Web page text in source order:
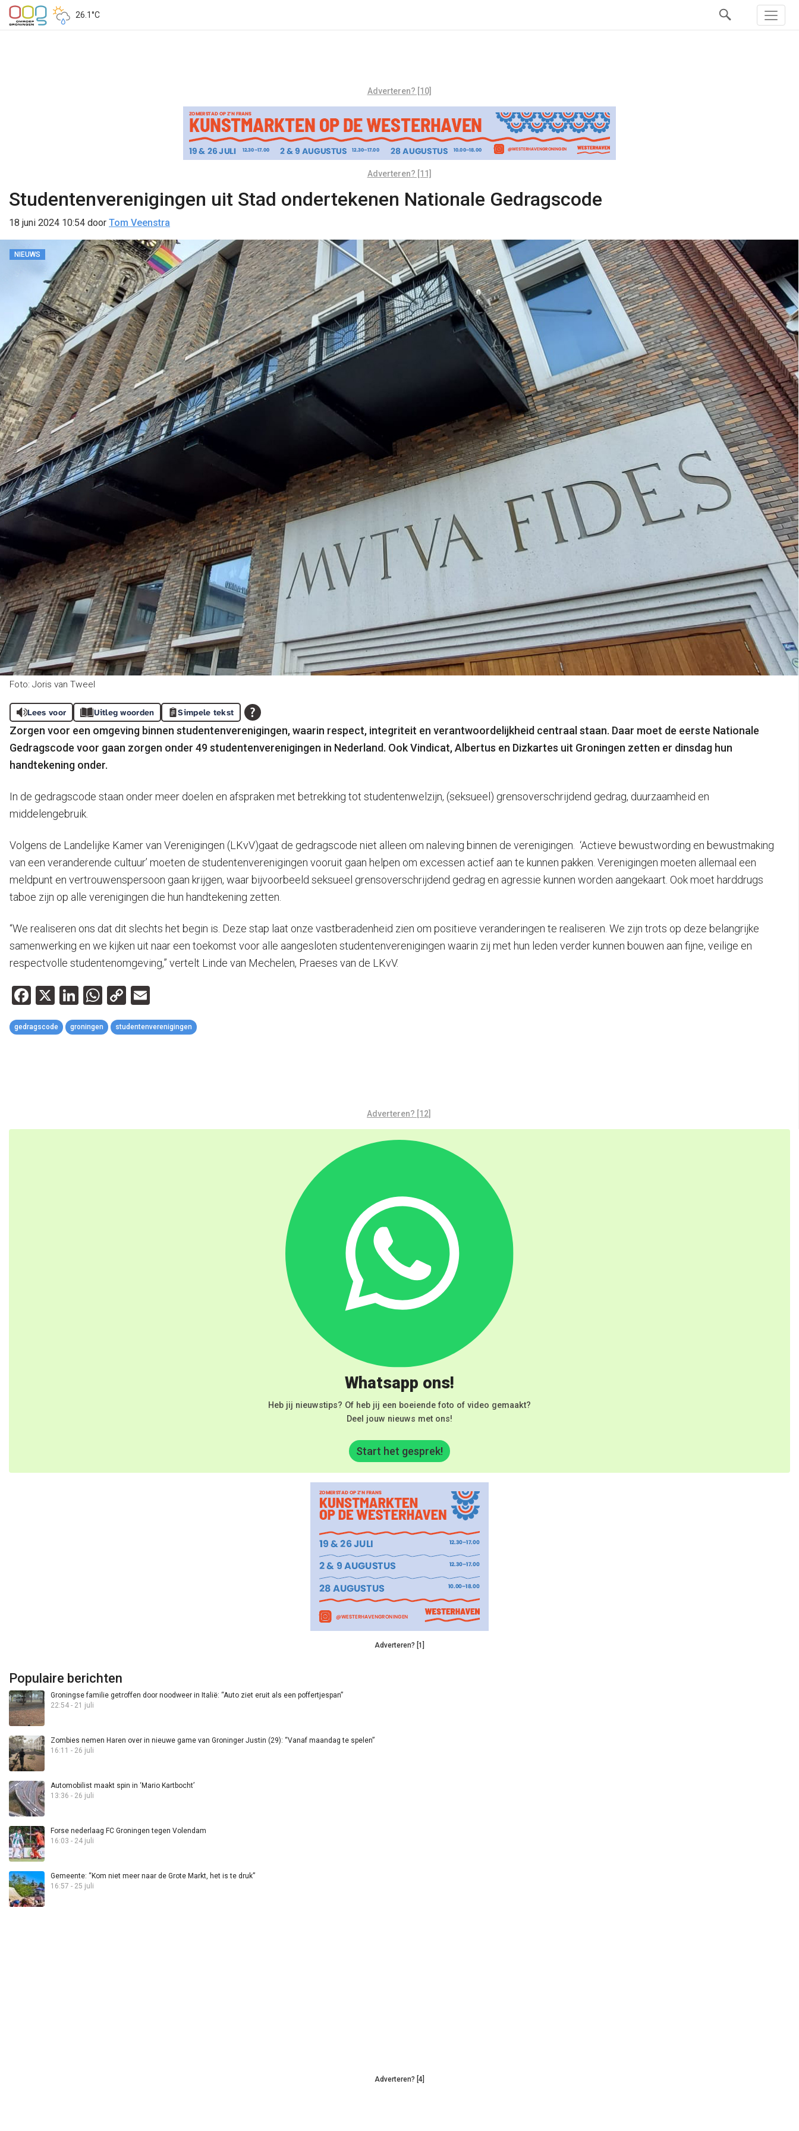
26.1°C
Adverteren? [10]
Adverteren? [11]
Studentenverenigingen uit Stad ondertekenen Nationale Gedragscode
18 juni 2024 10:54 door Tom Veenstra
NIEUWS
Foto: Joris van Tweel
Lees voor Uitleg woorden Simpele tekst
Zorgen voor een omgeving binnen studentenverenigingen, waarin respect, integriteit en verantwoordelijkheid centraal staan. Daar moet de eerste Nationale
Gedragscode voor gaan zorgen onder 49 studentenverenigingen in Nederland. Ook Vindicat, Albertus en Dizkartes uit Groningen zetten er dinsdag hun
handtekening onder.
In de gedragscode staan onder meer doelen en afspraken met betrekking tot studentenwelzijn, (seksueel) grensoverschrijdend gedrag, duurzaamheid en
middelengebruik.
Volgens de Landelijke Kamer van Verenigingen (LKvV)gaat de gedragscode niet alleen om naleving binnen de verenigingen. ‘Actieve bewustwording en bewustmaking
van een veranderende cultuur’ moeten de studentenverenigingen vooruit gaan helpen om excessen actief aan te kunnen pakken. Verenigingen moeten allemaal een
meldpunt en vertrouwenspersoon gaan krijgen, waar bijvoorbeeld seksueel grensoverschrijdend gedrag en agressie kunnen worden aangekaart. Ook moet harddrugs
taboe zijn op alle verenigingen die hun handtekening zetten.
“We realiseren ons dat dit slechts het begin is. Deze stap laat onze vastberadenheid zien om positieve veranderingen te realiseren. We zijn trots op deze belangrijke
samenwerking en we kijken uit naar een toekomst voor alle aangesloten studentenverenigingen waarin zij met hun leden verder kunnen bouwen aan fijne, veilige en
respectvolle studentenomgeving,” vertelt Linde van Mechelen, Praeses van de LKvV.
Facebook
X LinkedIn
WhatsApp
Copy
Link
gedragscode groningen studentenverenigingen
Adverteren? [12]
Whatsapp ons!
Heb jij nieuwstips? Of heb jij een boeiende foto of video gemaakt?
Deel jouw nieuws met ons!
Start het gesprek!
Adverteren? [1]
Populaire berichten
Groningse familie getroffen door noodweer in Italië: “Auto ziet eruit als een poffertjespan”
22:54 - 21 juli
Zombies nemen Haren over in nieuwe game van Groninger Justin (29): “Vanaf maandag te spelen”
16:11 - 26 juli
Automobilist maakt spin in ‘Mario Kartbocht’
13:36 - 26 juli
Forse nederlaag FC Groningen tegen Volendam
16:03 - 24 juli
Gemeente: “Kom niet meer naar de Grote Markt, het is te druk”
16:57 - 25 juli
Adverteren? [4]